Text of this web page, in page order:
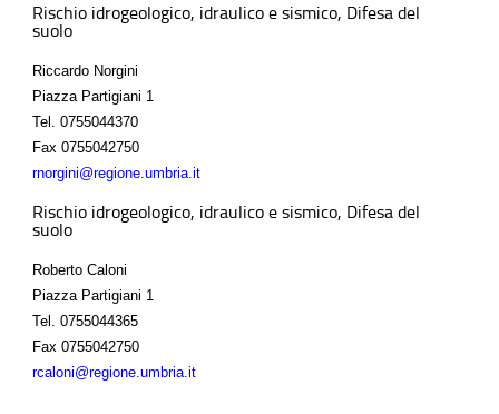
Rischio idrogeologico, idraulico e sismico, Difesa del
suolo
Riccardo Norgini
Piazza Partigiani 1
Tel.
0755044370
Fax 0755042750
rnorgini@regione.umbria.it
Rischio idrogeologico, idraulico e sismico, Difesa del
suolo
Roberto Caloni
Piazza Partigiani 1
Tel.
0755044365
Fax 0755042750
rcaloni@regione.umbria.it